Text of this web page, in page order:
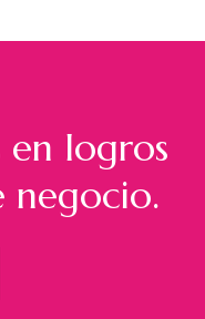
en logros
negocio.